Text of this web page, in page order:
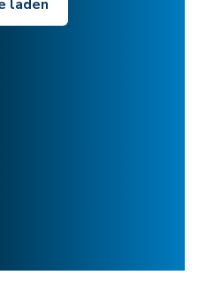
laden